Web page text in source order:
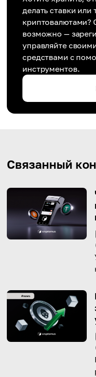
делать ставки или
криптовалютами?
возможно —
управляйте
средствами с
инструментов.
Связанный